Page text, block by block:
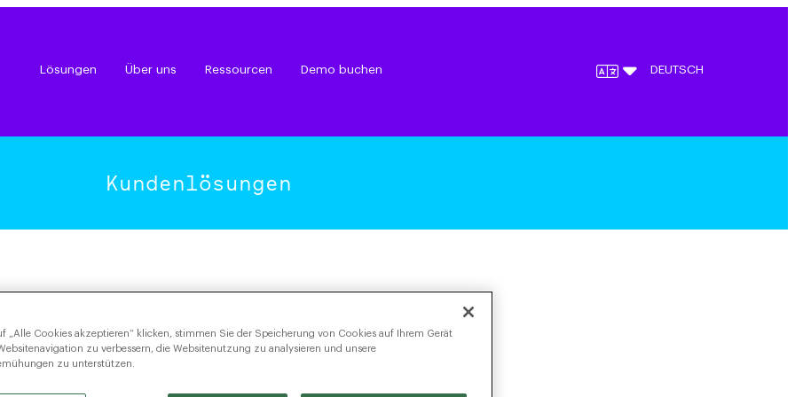
Lösungen Über uns Ressourcen Demo buchen DEUTSCH
Kundenlösungen
„Alle Cookies akzeptieren“ klicken, stimmen Sie der Speicherung von Cookies auf Ihrem Gerät
zu verbessern, die Websitenutzung zu analysieren und unsere
zu unterstützen.